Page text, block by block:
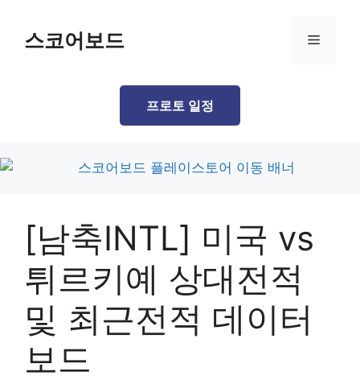
content스코어보드 Menu
프로토 일정
[남축INTL] 미국 vs
튀르키예 상대전적
및 최근전적 데이터
보드